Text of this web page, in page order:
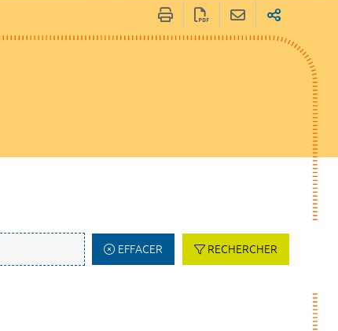
EFFACER RECHERCHER